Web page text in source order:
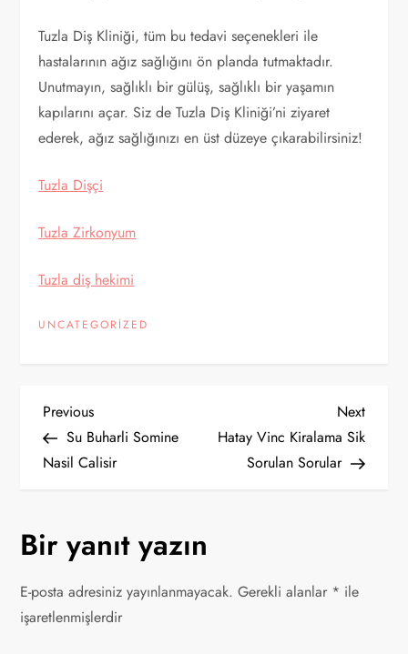
Tuzla Diş Kliniği, tüm bu tedavi seçenekleri ile
hastalarının ağız sağlığını ön planda tutmaktadır.
Unutmayın, sağlıklı bir gülüş, sağlıklı bir yaşamın
kapılarını açar. Siz de Tuzla Diş Kliniği’ni ziyaret
ederek, ağız sağlığınızı en üst düzeye çıkarabilirsiniz!
Tuzla Dişçi
Tuzla Zirkonyum
Tuzla diş hekimi
UNCATEGORIZED
Y
a
ı
g
e
Previous
Post
Previous
Su Buharli Somine
Nasil Calisir
Next
Post
Next
Hatay Vinc Kiralama Sik
Sorulan Sorular
Bir yanıt yazın
E-posta adresiniz yayınlanmayacak. Gerekli alanlar * ile
işaretlenmişlerdir